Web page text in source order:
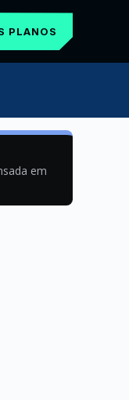
PLANOS
em